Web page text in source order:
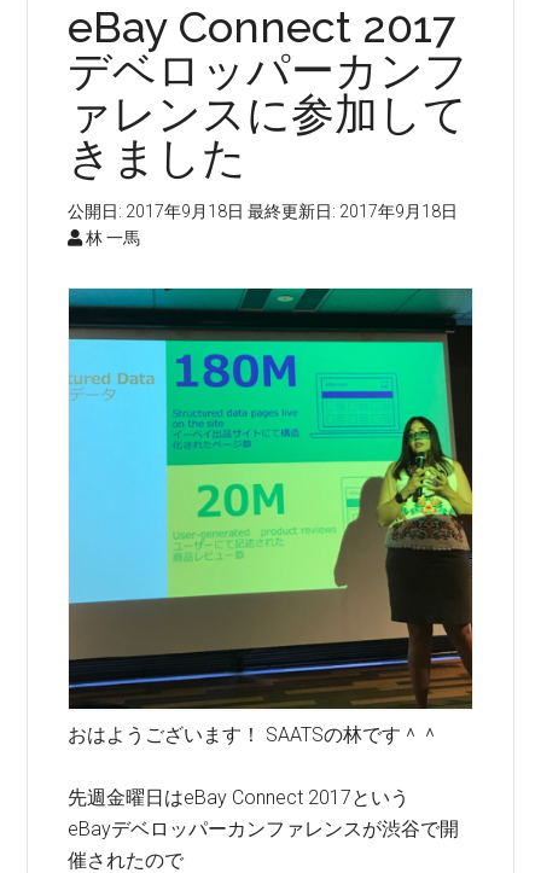
eBay Connect 2017
デベロッパーカンフ
ァレンスに参加して
きました
公開日: 2017年9月18日 最終更新日: 2017年9月18日
林 一馬
おはようございます！ SAATSの林です＾＾
先週金曜日はeBay Connect 2017という
eBayデベロッパーカンファレンスが渋谷で開
催されたので